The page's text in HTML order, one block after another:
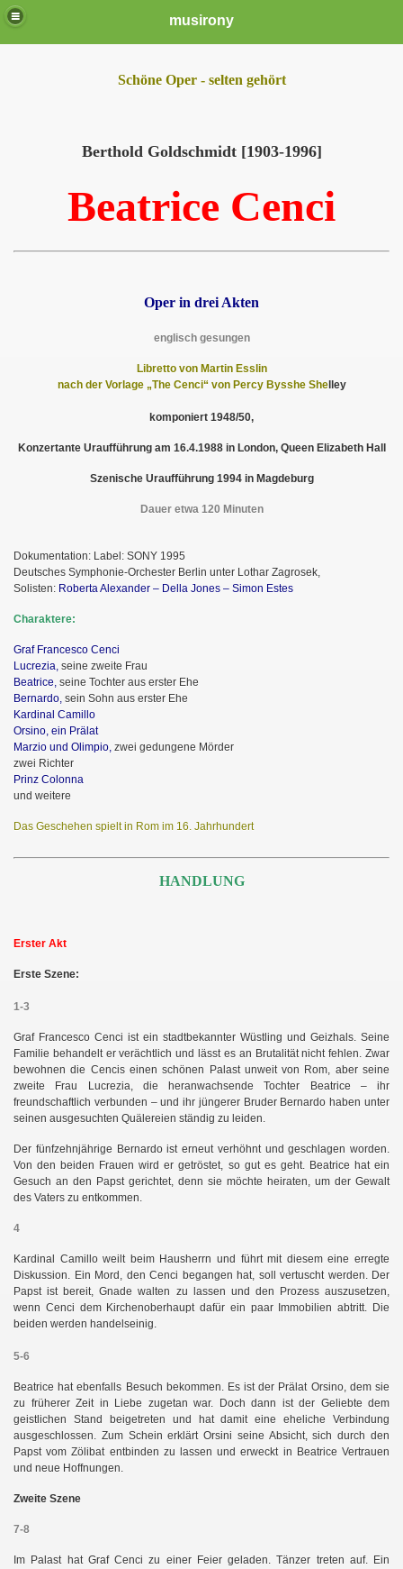
musirony
Schöne Oper - selten gehört
Berthold Goldschmidt [1903-1996]
Beatrice Cenci
Oper in drei Akten
englisch gesungen
Libretto von Martin Esslin
nach der Vorlage „The Cenci“ von Percy Bysshe Shelley
komponiert 1948/50,
Konzertante Uraufführung am 16.4.1988 in London, Queen Elizabeth Hall
Szenische Uraufführung 1994 in Magdeburg
Dauer etwa 120 Minuten
Dokumentation: Label: SONY 1995
Deutsches Symphonie-Orchester Berlin unter Lothar Zagrosek,
Solisten: Roberta Alexander – Della Jones – Simon Estes
Charaktere:
Graf Francesco Cenci
Lucrezia, seine zweite Frau
Beatrice, seine Tochter aus erster Ehe
Bernardo, sein Sohn aus erster Ehe
Kardinal Camillo
Orsino, ein Prälat
Marzio und Olimpio, zwei gedungene Mörder
zwei Richter
Prinz Colonna
und weitere
Das Geschehen spielt in Rom im 16. Jahrhundert
HANDLUNG
Erster Akt
Erste Szene:
1-3
Graf Francesco Cenci ist ein stadtbekannter Wüstling und Geizhals. Seine
Familie behandelt er verächtlich und lässt es an Brutalität nicht fehlen. Zwar
bewohnen die Cencis einen schönen Palast unweit von Rom, aber seine
zweite Frau Lucrezia, die heranwachsende Tochter Beatrice – ihr
freundschaftlich verbunden – und ihr jüngerer Bruder Bernardo haben unter
seinen ausgesuchten Quälereien ständig zu leiden.
Der fünfzehnjährige Bernardo ist erneut verhöhnt und geschlagen worden.
Von den beiden Frauen wird er getröstet, so gut es geht. Beatrice hat ein
Gesuch an den Papst gerichtet, denn sie möchte heiraten, um der Gewalt
des Vaters zu entkommen.
4
Kardinal Camillo weilt beim Hausherrn und führt mit diesem eine erregte
Diskussion. Ein Mord, den Cenci begangen hat, soll vertuscht werden. Der
Papst ist bereit, Gnade walten zu lassen und den Prozess auszusetzen,
wenn Cenci dem Kirchenoberhaupt dafür ein paar Immobilien abtritt. Die
beiden werden handelseinig.
5-6
Beatrice hat ebenfalls Besuch bekommen. Es ist der Prälat Orsino, dem sie
zu früherer Zeit in Liebe zugetan war. Doch dann ist der Geliebte dem
geistlichen Stand beigetreten und hat damit eine eheliche Verbindung
ausgeschlossen. Zum Schein erklärt Orsini seine Absicht, sich durch den
Papst vom Zölibat entbinden zu lassen und erweckt in Beatrice Vertrauen
und neue Hoffnungen.
Zweite Szene
7-8
Im Palast hat Graf Cenci zu einer Feier geladen. Tänzer treten auf. Ein